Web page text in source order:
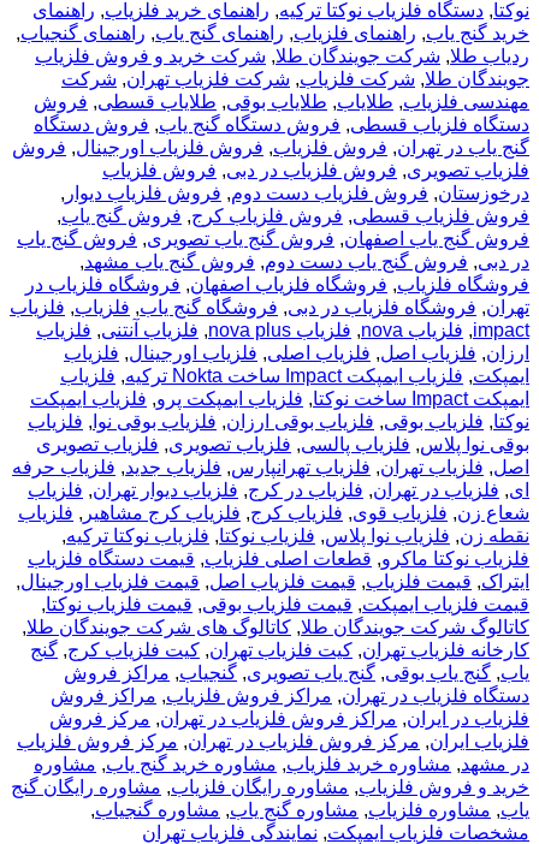
نوکتا, دستگاه فلزیاب نوکتا ترکیه, راهنمای خرید فلزیاب, راهنمای
خرید گنج یاب, راهنمای فلزیاب, راهنمای گنج یاب, راهنمای گنجیاب,
ردیاب طلا, شرکت جویندگان طلا, شرکت خرید و فروش فلزیاب
جویندگان طلا, شرکت فلزیاب, شرکت فلزیاب تهران, شرکت
مهندسی فلزیاب, طلایاب, طلایاب بوقی, طلایاب قسطی, فروش
دستگاه فلزیاب قسطی, فروش دستگاه گنج یاب, فروش دستگاه
گنج یاب در تهران, فروش فلزیاب, فروش فلزیاب اورجینال, فروش
فلزیاب تصویری, فروش فلزیاب در دبی, فروش فلزیاب
درخوزستان, فروش فلزیاب دست دوم, فروش فلزیاب دیوار ,
فروش فلزیاب قسطی, فروش فلزیاب کرج, فروش گنج یاب,
فروش گنج یاب اصفهان, فروش گنج یاب تصویری, فروش گنج یاب
در دبی, فروش گنج یاب دست دوم, فروش گنج یاب مشهد,
فروشگاه فلزیاب, فروشگاه فلزیاب اصفهان, فروشگاه فلزیاب در
تهران, فروشگاه فلزیاب در دبی, فروشگاه گنج یاب, فلزیاب, فلزیاب
impact
, فلزیاب nova , فلزیاب nova plus , فلزیاب آنتنی, فلزیاب
ارزان, فلزیاب اصل, فلزیاب اصلی, فلزیاب اورجینال, فلزیاب
ایمپکت, فلزیاب ایمپکت Impact ساخت Nokta ترکیه , فلزیاب
ایمپکت Impact ساخت نوکتا
, فلزیاب ایمپکت پرو, فلزیاب ایمپکت
نوکتا, فلزیاب بوقی, فلزیاب بوقی ارزان, فلزیاب بوقی نوا , فلزیاب
بوقی نوا پلاس, فلزیاب پالسی, فلزیاب تصویری, فلزیاب تصویری
اصل, فلزیاب تهران, فلزیاب تهرانپارس, فلزیاب جدید, فلزیاب حرفه
ای, فلزیاب در تهران, فلزیاب در کرج, فلزیاب دیوار تهران, فلزیاب
شعاع زن, فلزیاب قوی, فلزیاب کرج, فلزیاب کرج مشاهیر , فلزیاب
نقطه زن, فلزیاب نوا پلاس, فلزیاب نوکتا, فلزیاب نوکتا ترکیه,
فلزیاب نوکتا ماکرو, قطعات اصلی فلزیاب, قیمت دستگاه فلزیاب
ایتراک, قیمت فلزیاب, قیمت فلزیاب اصل, قیمت فلزیاب اورجینال,
قیمت فلزیاب ایمپکت, قیمت فلزیاب بوقی, قیمت فلزیاب نوکتا,
کاتالوگ شرکت جویندگان طلا, کاتالوگ های شرکت جویندگان طلا,
کارخانه فلزیاب تهران, کیت فلزیاب تهران, کیت فلزیاب کرج, گنج
یاب, گنج یاب بوقی, گنج یاب تصویری, گنجیاب, مراکز فروش
دستگاه فلزیاب در تهران, مراکز فروش فلزیاب, مراکز فروش
فلزیاب در ایران, مراکز فروش فلزیاب در تهران, مرکز فروش
فلزیاب ایران, مرکز فروش فلزیاب در تهران, مرکز فروش فلزیاب
در مشهد, مشاوره خرید فلزیاب, مشاوره خرید گنج یاب, مشاوره
خرید و فروش فلزیاب, مشاوره رایگان فلزیاب, مشاوره رایگان گنج
یاب, مشاوره فلزیاب, مشاوره گنج یاب, مشاوره گنجیاب,
مشخصات فلزیاب ایمپکت, نمایندگی فلزیاب تهران